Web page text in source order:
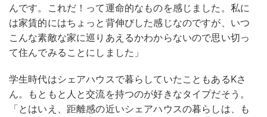
んです。これだ！って運命的なものを感じました。私に
は家賃的にはちょっと背伸びした感じなのですが、いつ
こんな素敵な家に巡りあえるかわからないので思い切っ
て住んでみることにしました」
学生時代はシェアハウスで暮らしていたこともあるKさ
ん。もともと人と交流を持つのが好きなタイプだそう。
「とはいえ、距離感の近いシェアハウスの暮らしは、も